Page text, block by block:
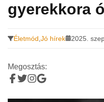
️gyerekkora
Életmód Jó hírek 2025.
Megosztás: